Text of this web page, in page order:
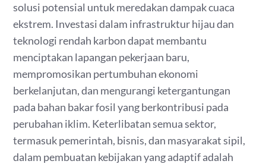
solusi potensial untuk meredakan dampak cuaca
ekstrem. Investasi dalam infrastruktur hijau dan
teknologi rendah karbon dapat membantu
menciptakan lapangan pekerjaan baru,
mempromosikan pertumbuhan ekonomi
berkelanjutan, dan mengurangi ketergantungan
pada bahan bakar fosil yang berkontribusi pada
perubahan iklim. Keterlibatan semua sektor,
termasuk pemerintah, bisnis, dan masyarakat sipil,
dalam pembuatan kebijakan yang adaptif adalah